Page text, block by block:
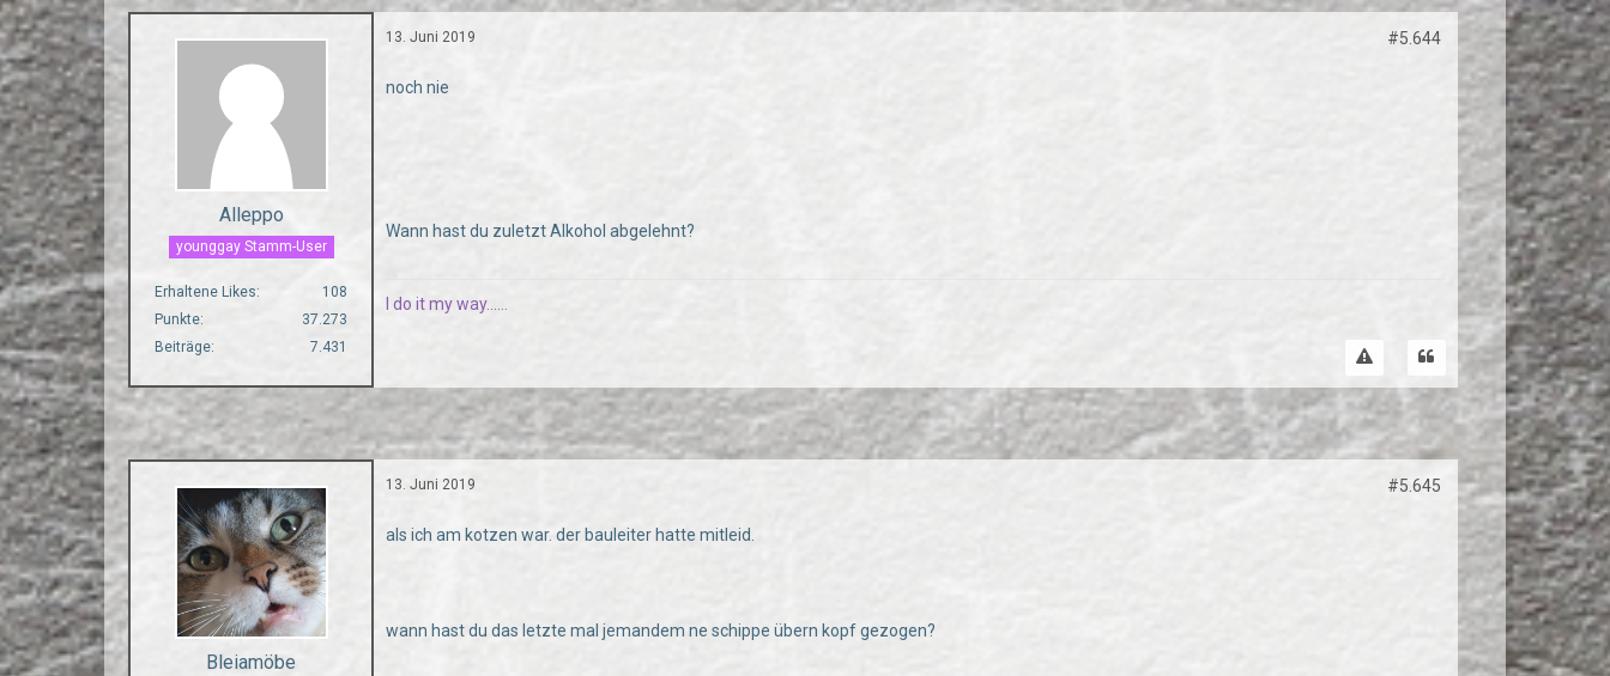
Alleppo
younggay Stamm-User
Erhaltene Likes
108
Punkte
37.273
Beiträge
7.431
13. Juni 2019 #5.644
noch nie
Wann hast du zuletzt Alkohol abgelehnt?
I do it my way......
Bleiamöbe
13. Juni 2019 #5.645
als ich am kotzen war. der bauleiter hatte mitleid.
wann hast du das letzte mal jemandem ne schippe übern kopf gezogen?